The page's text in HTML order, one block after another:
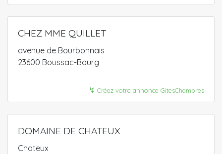
CHEZ MME QUILLET
avenue de Bourbonnais
23600 Boussac-Bourg
↯ Créez votre annonce GitesChambres
DOMAINE DE CHATEUX
Chateux